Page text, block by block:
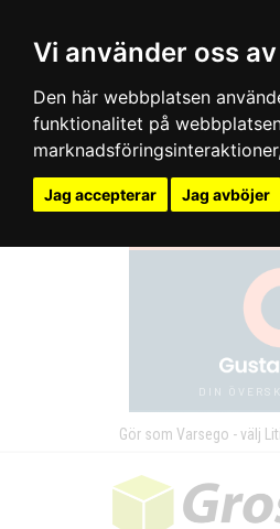
Vi använder oss
Den här webbplatsen
funktionalitet på
marknadsföringsinteraktioner,
Jag accepterar Jag avböjer
Gör som Varsego - välj